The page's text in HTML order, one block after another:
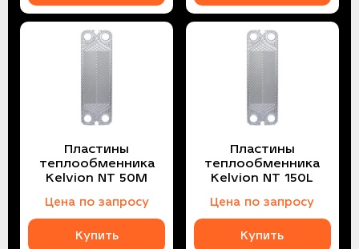
Пластины
теплообменника
Kelvion NT 50M
Цена по запросу
Купить
Пластины
теплообменника
Kelvion NT 150L
Цена по запросу
Купить